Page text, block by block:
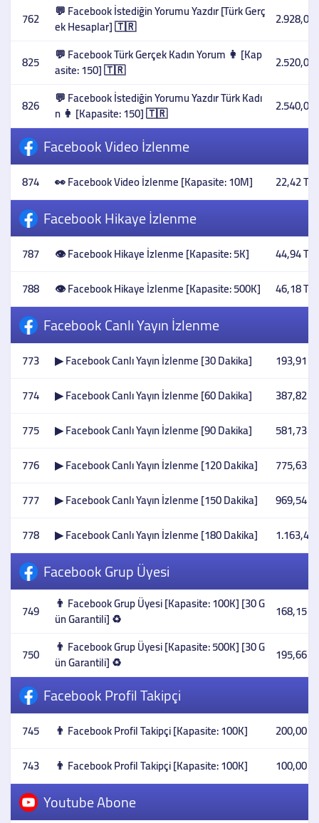
762 💬 Facebook İstediğin Yorumu Yazdır [Türk Gerç
ek Hesaplar] 🇹🇷 2.928,05
825 💬 Facebook Türk Gerçek Kadın Yorum 👩 [Kap
asite: 150] 🇹🇷 2.520,00
826 💬 Facebook İstediğin Yorumu Yazdır Türk Kadı
n 👩 [Kapasite: 150] 🇹🇷 2.540,00
Facebook Video İzlenme
874 👀 Facebook Video İzlenme [Kapasite: 10M] 22,42 TL
Facebook Hikaye İzlenme
787 👁️ Facebook Hikaye İzlenme [Kapasite: 5K]
44,94 TL
788
👁️ Facebook Hikaye İzlenme [Kapasite: 500K] 46,18 TL
Facebook Canlı Yayın İzlenme
773 ▶ Facebook Canlı Yayın İzlenme [30 Dakika]
193,91 TL
774
▶ Facebook Canlı Yayın İzlenme [60 Dakika]
387,82 TL
775
▶ Facebook Canlı Yayın İzlenme [90 Dakika]
581,73 TL
776
▶ Facebook Canlı Yayın İzlenme [120 Dakika]
775,63 TL
777
▶ Facebook Canlı Yayın İzlenme [150 Dakika]
969,54 TL
778
▶ Facebook Canlı Yayın İzlenme [180 Dakika] 1.163,45
Facebook Grup Üyesi
749 👨 Facebook Grup Üyesi [Kapasite: 100K] [30 G
ün Garantili] ♻️ 168,15 TL
750 👨 Facebook Grup Üyesi [Kapasite: 500K] [30 G
ün Garantili] ♻️ 195,66 TL
Facebook Profil Takipçi
745 👨 Facebook Profil Takipçi [Kapasite: 100K]
200,00 TL
743
👨 Facebook Profil Takipçi [Kapasite: 100K] 100,00 TL
Youtube Abone